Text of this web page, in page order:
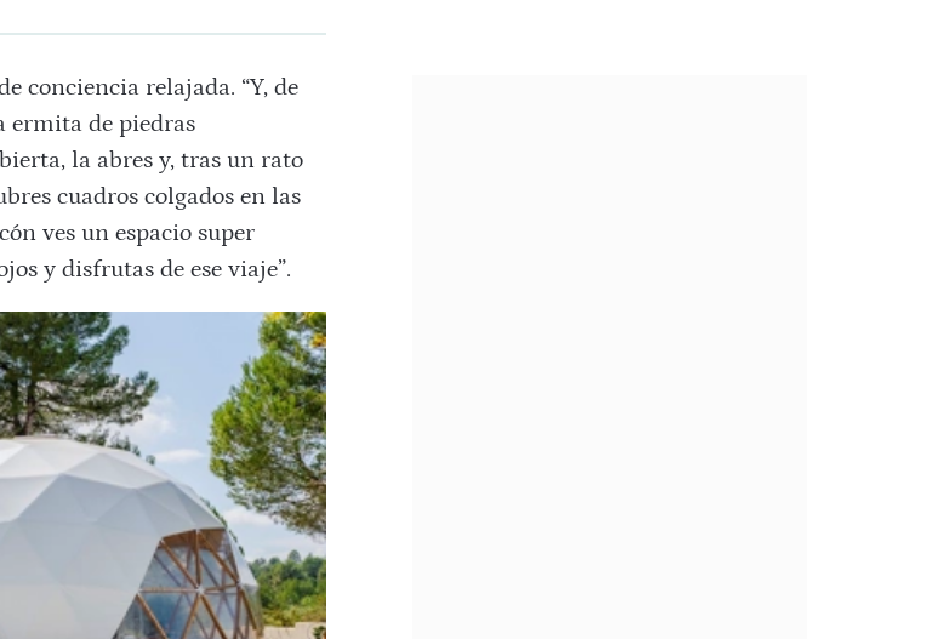
conciencia relajada. “Y, de
ermita de piedras
la abres y, tras un rato
cuadros colgados en las
ves un espacio super
y disfrutas de ese viaje”.